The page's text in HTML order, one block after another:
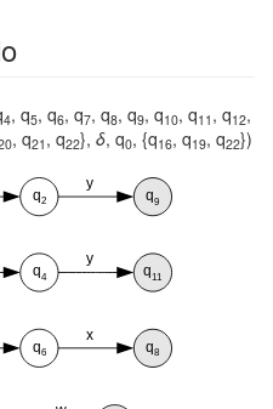
4, q5, q6, q7, q8, q9, q10, q11 , q12,
, q21 , q22}, δ, q0, {q16, q19, q22})